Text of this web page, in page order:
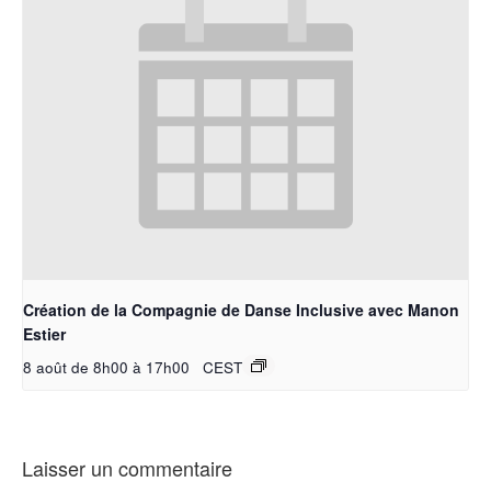
Création de la Compagnie de Danse Inclusive avec Manon
Estier
8 août de 8h00 à 17h00 CEST
Laisser un commentaire